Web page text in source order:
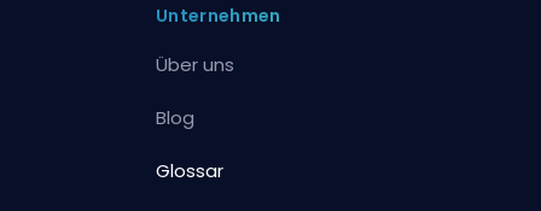
Unternehmen
Über uns
Blog
Glossar